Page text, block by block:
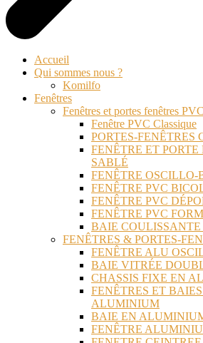
Accueil
Qui sommes nous ?
Komilfo
Fenêtres
Fenêtres et portes fenêtres PVC
Fenêtre PVC Classique
PORTES-FENÊTRES
FENÊTRE ET
SABLÉ
FENÊTRE OSCILLO-
FENÊTRE PVC
FENÊTRE PVC
FENÊTRE PVC
BAIE COULISSANTE
FENÊTRES & PORTES-
FENÊTRE ALU
BAIE VITRÉE
CHASSIS FIXE EN
FENÊTRES ET
ALUMINIUM
BAIE EN
FENÊTRE